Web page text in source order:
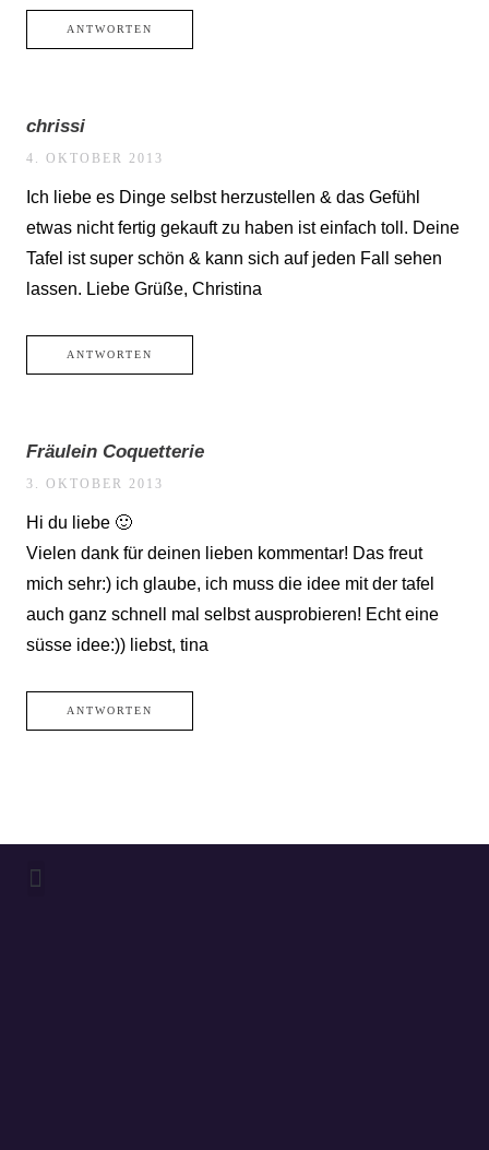
ANTWORTEN
chrissi
4. OKTOBER 2013
Ich liebe es Dinge selbst herzustellen & das Gefühl
etwas nicht fertig gekauft zu haben ist einfach toll. Deine
Tafel ist super schön & kann sich auf jeden Fall sehen
lassen. Liebe Grüße, Christina
ANTWORTEN
Fräulein Coquetterie
3. OKTOBER 2013
Hi du liebe 🙂
Vielen dank für deinen lieben kommentar! Das freut
mich sehr:) ich glaube, ich muss die idee mit der tafel
auch ganz schnell mal selbst ausprobieren! Echt eine
süsse idee:)) liebst, tina
ANTWORTEN